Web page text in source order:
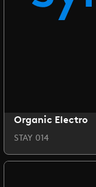
Organic Electro
STAY 014